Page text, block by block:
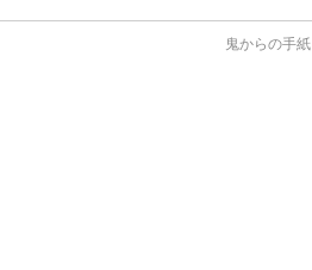
鬼からの手紙